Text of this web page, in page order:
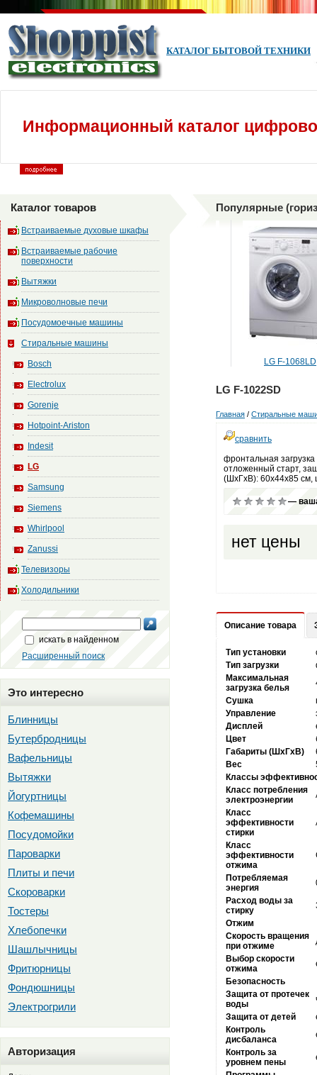
КАТАЛОГ БЫТОВОЙ ТЕХНИКИ
Информационный каталог
Каталог товаров
Встраиваемые духовые шкафы
Встраиваемые рабочие
поверхности
Вытяжки
Микроволновые печи
Посудомоечные машины
Стиральные машины
Bosch
Electrolux
Gorenje
Hotpoint-Ariston
Indesit
LG
Samsung
Siemens
Whirlpool
Zanussi
Телевизоры
Холодильники
искать в найденном
Расширенный поиск
Это интересно
Блинницы
Бутербродницы
Вафельницы
Вытяжки
Йогуртницы
Кофемашины
Посудомойки
Пароварки
Плиты и печи
Скороварки
Тостеры
Хлебопечки
Шашлычницы
Фритюрницы
Фондюшницы
Электрогрили
Авторизация
Популярные
LG F-1068LD
LG F-1022SD
Главная / Стиральные
сравнить
фронтальная
отложенный старт,
(ШxГxВ): 60x44x85 см,
—
нет цены
Описание товара
Тип установки
Тип загрузки
Максимальная
загрузка белья
Сушка
Управление
Дисплей
Цвет
Габариты (ШxГxВ)
Вес
Классы
Класс потребления
электроэнергии
Класс
эффективности
стирки
Класс
эффективности
отжима
Потребляемая
энергия
Расход воды за
стирку
Отжим
Скорость вращения
при отжиме
Выбор скорости
отжима
Безопасность
Защита от протечек
воды
Защита от детей
Контроль
дисбаланса
Контроль за
уровнем пены